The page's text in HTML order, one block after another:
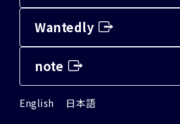
Wantedly
note
English 日本語